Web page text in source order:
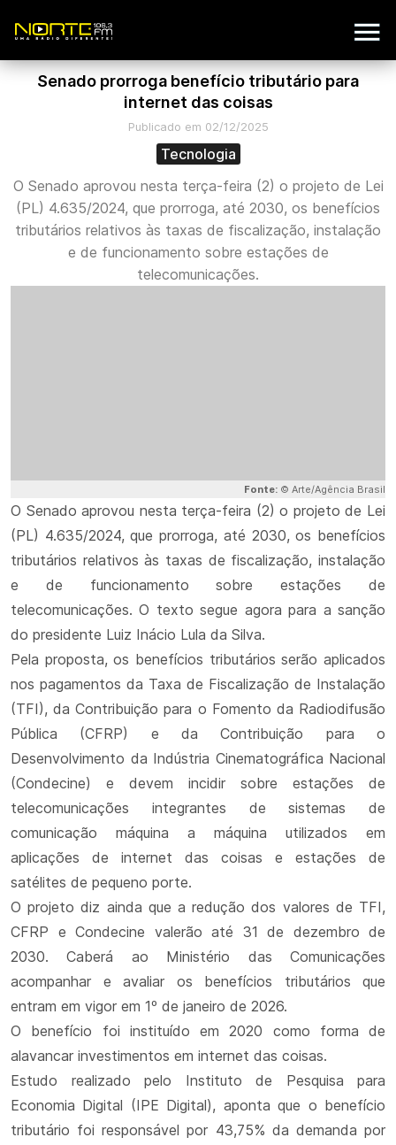
Senado prorroga benefício tributário para
internet das coisas
Publicado em 02/12/2025
Tecnologia
O Senado aprovou nesta terça-feira (2) o projeto de Lei
(PL) 4.635/2024, que prorroga, até 2030, os benefícios
tributários relativos às taxas de fiscalização, instalação
e de funcionamento sobre estações de
telecomunicações.
Fonte: © Arte/Agência Brasil
O Senado aprovou nesta terça-feira (2) o projeto de Lei
(PL) 4.635/2024, que prorroga, até 2030, os benefícios
tributários relativos às taxas de fiscalização, instalação
e de funcionamento sobre estações de
telecomunicações. O texto segue agora para a sanção
do presidente Luiz Inácio Lula da Silva.
Pela proposta, os benefícios tributários serão aplicados
nos pagamentos da Taxa de Fiscalização de Instalação
(TFI), da Contribuição para o Fomento da Radiodifusão
Pública (CFRP) e da Contribuição para o
Desenvolvimento da Indústria Cinematográfica Nacional
(Condecine) e devem incidir sobre estações de
telecomunicações integrantes de sistemas de
comunicação máquina a máquina utilizados em
aplicações de internet das coisas e estações de
satélites de pequeno porte.
O projeto diz ainda que a redução dos valores de TFI,
CFRP e Condecine valerão até 31 de dezembro de
2030. Caberá ao Ministério das Comunicações
acompanhar e avaliar os benefícios tributários que
entram em vigor em 1º de janeiro de 2026.
O benefício foi instituído em 2020 como forma de
alavancar investimentos em internet das coisas.
Estudo realizado pelo Instituto de Pesquisa para
Economia Digital (IPE Digital), aponta que o benefício
tributário foi responsável por 43,75% da demanda por